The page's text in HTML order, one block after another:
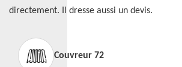
directement. Il dresse aussi un devis.
Couvreur 72